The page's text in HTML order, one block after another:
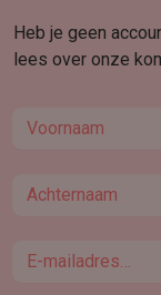
Heb je geen
lees over onze
First name
Last name
Email